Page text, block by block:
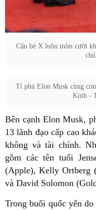
Cậu bé X luôn mỉm cười
Tỉ phú Elon Musk cùng
Kinh -
Bên cạnh Elon Musk,
13 lãnh đạo cấp cao
không và tài chính.
gồm các tên tuổi
(Apple), Kelly Ortberg
và David Solomon
Trong buổi quốc yến